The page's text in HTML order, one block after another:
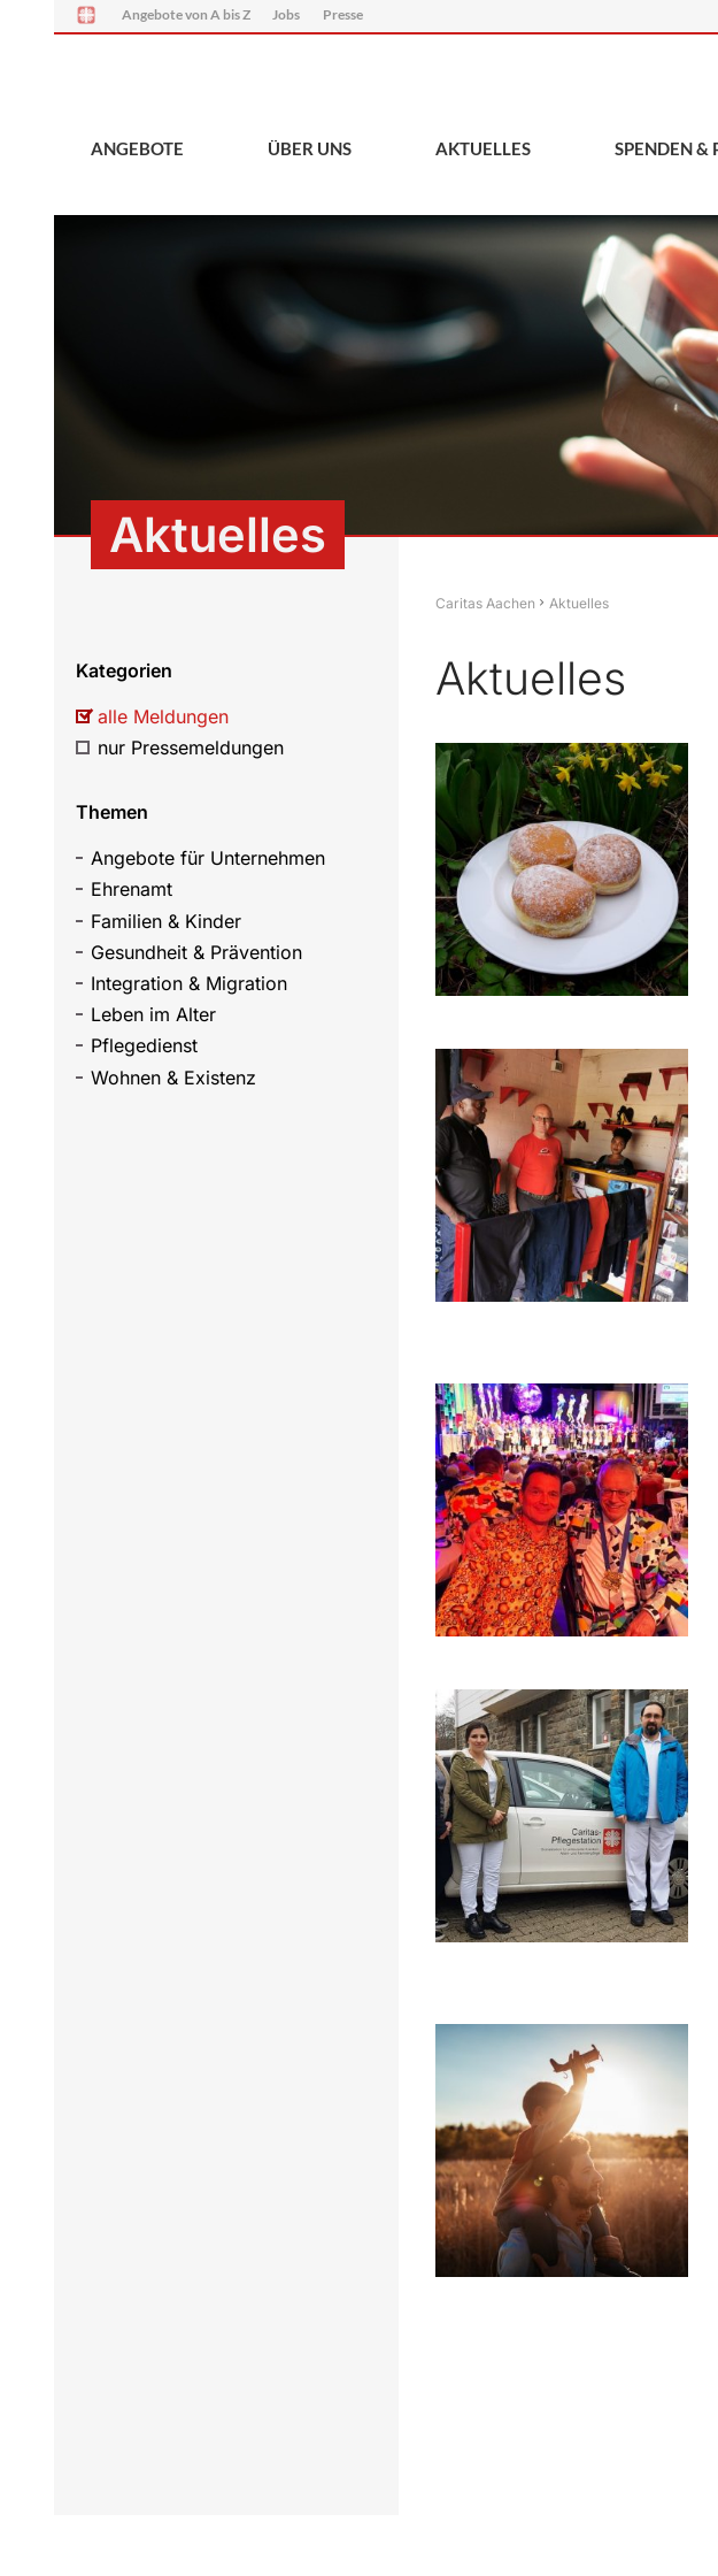
Angebote von A bis Z Jobs Presse
ANGEBOTE ÜBER UNS AKTUELLES SPENDEN &
Aktuelles
Kategorien
alle Meldungen
nur Pressemeldungen
Themen
Angebote für Unternehmen
Ehrenamt
Familien & Kinder
Gesundheit & Prävention
Integration & Migration
Leben im Alter
Pflegedienst
Wohnen & Existenz
Caritas Aachen Aktuelles
Aktuelles